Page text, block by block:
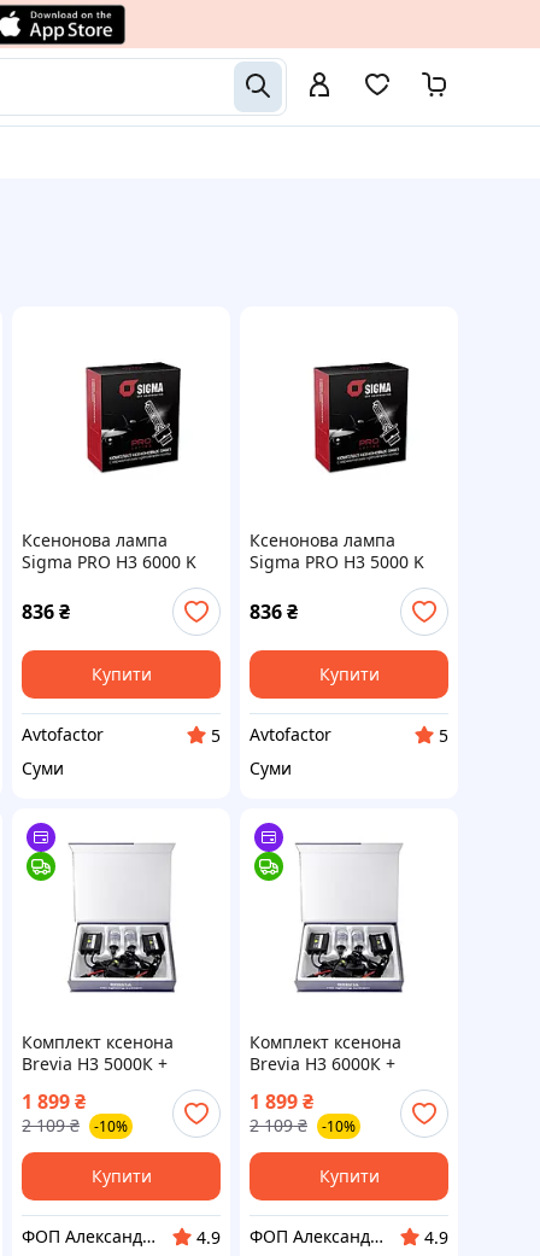
Ксенонова лампа
Sigma PRO H3 6000 K
836₴
Купити
Avtofactor
5
Суми
Ксенонова лампа
Sigma PRO H3 5000 K
836₴
Купити
Avtofactor
5
Суми
Комплект ксенона
Brevia Н3 5000К +
1 899₴
2 109 ₴ -10%
Купити
ФОП Александрова Ірина Анатоліївна
4.9
Комплект ксенона
Brevia Н3 6000К +
1 899₴
2 109 ₴ -10%
Купити
ФОП Александрова Ірина Анатоліївна
4.9